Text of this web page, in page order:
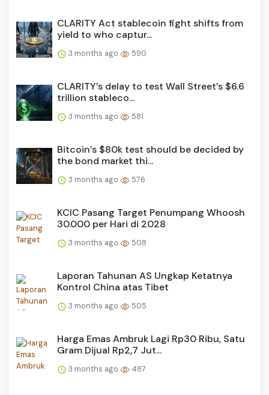
CLARITY Act stablecoin fight shifts from
yield to who captur...
3 months ago 590
CLARITY’s delay to test Wall Street’s $6.6
trillion stableco...
3 months ago 581
Bitcoin’s $80k test should be decided by
the bond market thi...
3 months ago 576
KCIC Pasang Target Penumpang Whoosh
30.000 per Hari di 2028
3 months ago 508
Laporan Tahunan AS Ungkap Ketatnya
Kontrol China atas Tibet
3 months ago 505
Harga Emas Ambruk Lagi Rp30 Ribu, Satu
Gram Dijual Rp2,7 Jut...
3 months ago 487